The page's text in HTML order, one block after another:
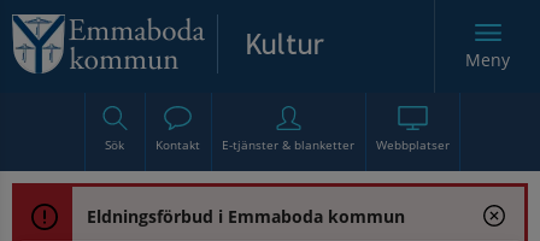
Sök Kontakt E-tjänster & blanketter Webbplatser
Meny
Eldningsförbud i Emmaboda kommun